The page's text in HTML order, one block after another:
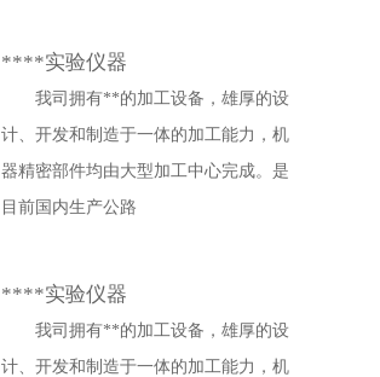
****实验仪器
我司拥有**的加工设备，雄厚的设
计、开发和制造于一体的加工能力，机
器精密部件均由大型加工中心完成。是
目前国内生产公路
****实验仪器
我司拥有**的加工设备，雄厚的设
计、开发和制造于一体的加工能力，机